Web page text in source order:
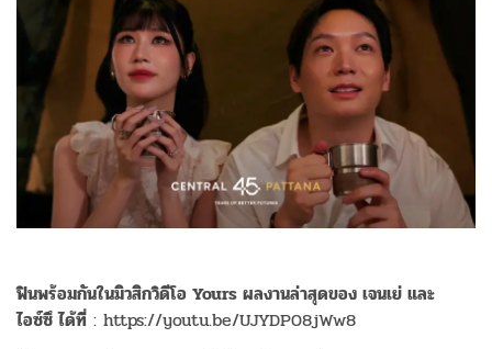
ฟินพร้อมกันในมิวสิกวิดีโอ Yours ผลงานล่าสุดของ เจนเย่ และ
ไอซ์ซึ ได้ที่ : https://youtu.be/UJYDP08jWw8